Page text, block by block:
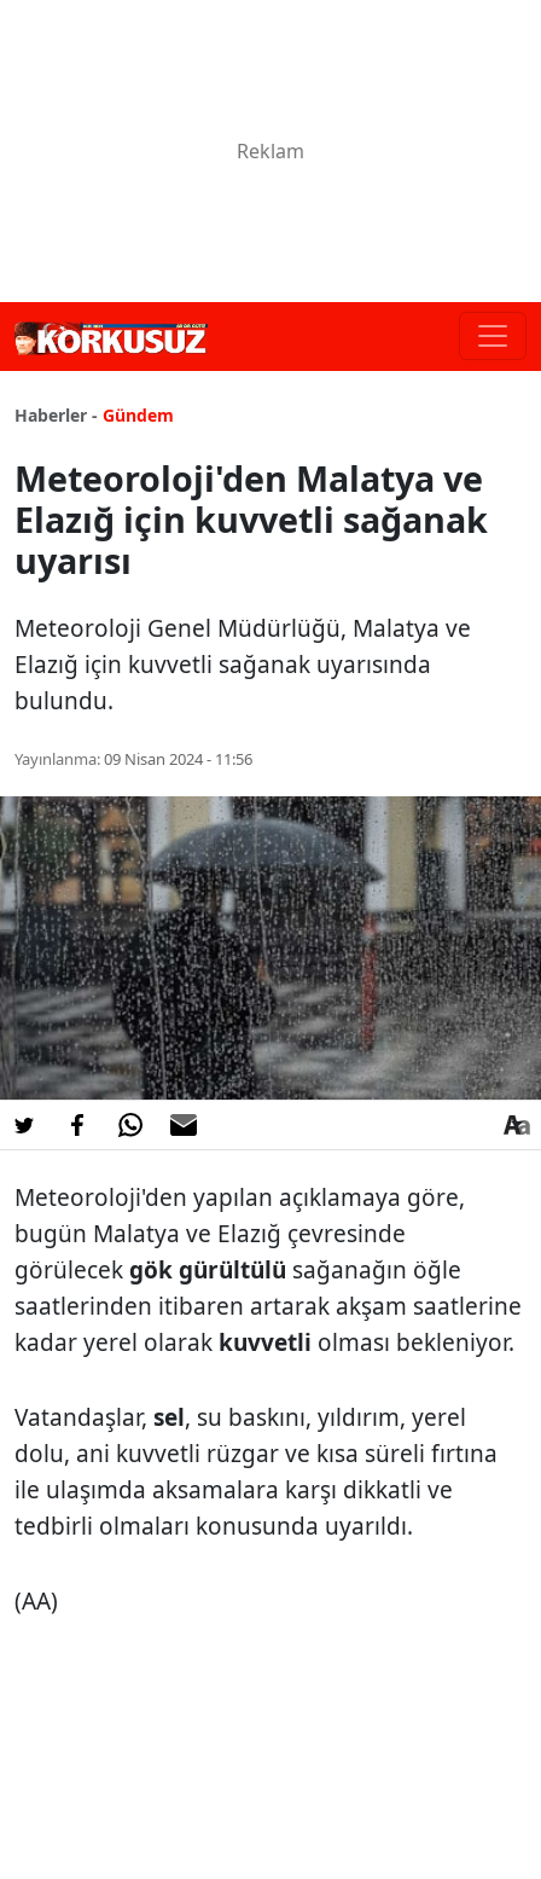
Haberler - Gündem
Meteoroloji'den Malatya ve
Elazığ için kuvvetli sağanak
uyarısı
Meteoroloji Genel Müdürlüğü, Malatya ve
Elazığ için kuvvetli sağanak uyarısında
bulundu.
Yayınlanma:09 Nisan 2024 - 11:56
Meteoroloji'den yapılan açıklamaya göre,
bugün Malatya ve Elazığ çevresinde
görülecekgök gürültülü sağanağın öğle
saatlerinden itibaren artarak akşam saatlerine
kadar yerel olarak kuvvetli olması bekleniyor.
Vatandaşlar, sel, su baskını, yıldırım, yerel
dolu, ani kuvvetli rüzgar ve kısa süreli fırtına
ile ulaşımda aksamalara karşı dikkatli ve
tedbirli olmaları konusunda uyarıldı.
(AA)